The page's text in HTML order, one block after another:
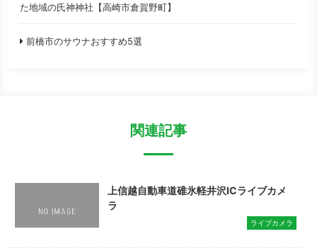
た地域の氏神神社【高崎市倉賀野町】
前橋市のサウナおすすめ5選
関連記事
上信越自動車道碓氷軽井沢ICライブカメ
ラ
ライブカメラ